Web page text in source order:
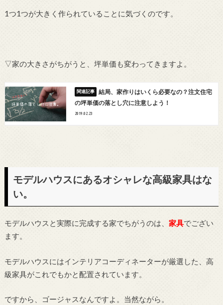
1つ1つが大きく作られていることに気づくのです。
▽家の大きさがちがうと、坪単価も変わってきますよ。
結局、家作りはいくら必要なの？注文住宅
の坪単価の落とし穴に注意しよう！
2019.02.23
モデルハウスにあるオシャレな高級家具はな
い。
モデルハウスと実際に完成する家でちがうのは、 家具でござい
ます。
モデルハウスにはインテリアコーディネーターが厳選した、高
級家具がこれでもかと配置されています。
ですから、ゴージャスなんですよ。当然ながら。